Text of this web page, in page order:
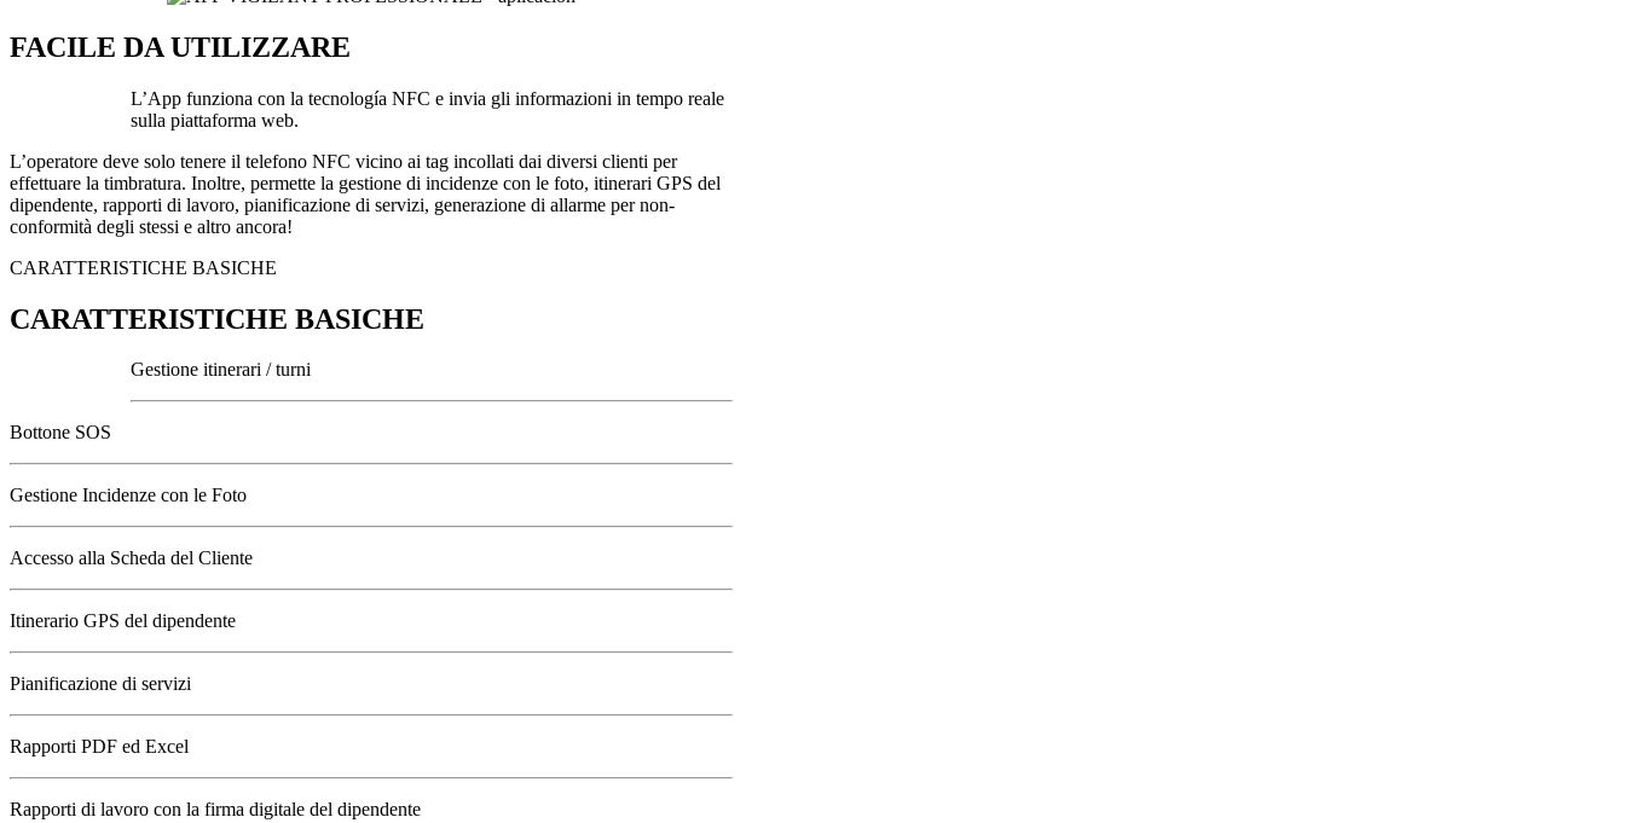
FACILE DA UTILIZZARE
L’App funziona con la tecnología NFC e invia gli informazioni in tempo reale
sulla piattaforma web.
L’operatore deve solo tenere il telefono NFC vicino ai tag incollati dai diversi clienti per
effettuare la timbratura. Inoltre, permette la gestione di incidenze con le foto, itinerari GPS del
dipendente, rapporti di lavoro, pianificazione di servizi, generazione di allarme per non-
conformità degli stessi e altro ancora!
CARATTERISTICHE BASICHE
CARATTERISTICHE BASICHE
Gestione itinerari / turni
Bottone SOS
Gestione Incidenze con le Foto
Accesso alla Scheda del Cliente
Itinerario GPS del dipendente
Pianificazione di servizi
Rapporti PDF ed Excel
Rapporti di lavoro con la firma digitale del dipendente